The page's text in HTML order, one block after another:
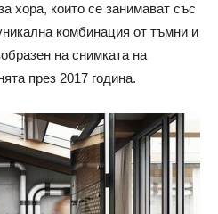
хора, които се занимават със
комбинация от тъмни и
на снимката на
през 2017 година.